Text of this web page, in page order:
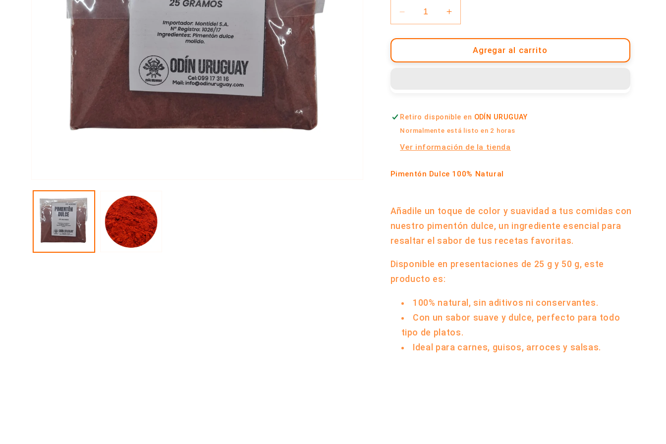
Reducir
cantidad
para
Dulce
Aumentar
cantidad
para
Pimentón
Dulce
Agregar al carrito
Retiro disponible en ODÍN URUGUAY
Normalmente está listo en 2 horas
Ver información de la tienda
Pimentón Dulce 100% Natural
Añadile un toque de color y suavidad a tus comidas con
nuestro pimentón dulce, un ingrediente esencial para
resaltar el sabor de tus recetas favoritas.
Disponible en presentaciones de 25 g y 50 g, este
producto es:
100% natural , sin aditivos ni conservantes.
Con un sabor suave y dulce, perfecto para todo
tipo de platos.
Ideal para carnes, guisos, arroces y salsas.